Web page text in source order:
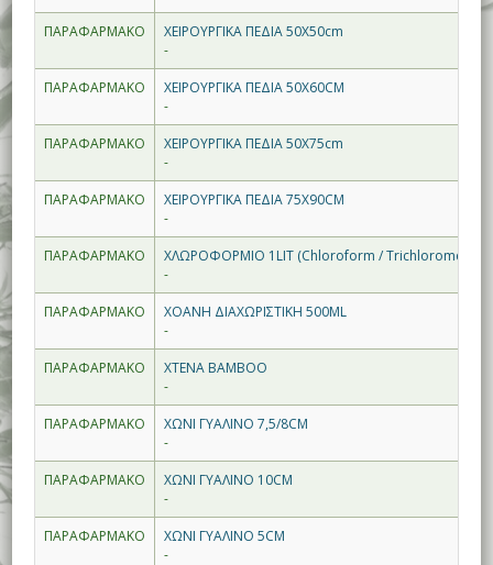
ΠΑΡΑΦΑΡΜΑΚΟ
ΧΕΙΡΟΥΡΓΙΚΑ ΠΕΔΙΑ 50Χ50cm
-
ΠΑΡΑΦΑΡΜΑΚΟ
ΧΕΙΡΟΥΡΓΙΚΑ ΠΕΔΙΑ 50Χ60CM
-
ΠΑΡΑΦΑΡΜΑΚΟ
ΧΕΙΡΟΥΡΓΙΚΑ ΠΕΔΙΑ 50Χ75cm
-
ΠΑΡΑΦΑΡΜΑΚΟ
ΧΕΙΡΟΥΡΓΙΚΑ ΠΕΔΙΑ 75Χ90CM
-
ΠΑΡΑΦΑΡΜΑΚΟ
ΧΛΩΡΟΦΟΡΜΙΟ 1LIT (Chloroform /
-
ΠΑΡΑΦΑΡΜΑΚΟ
ΧΟΑΝΗ ΔΙΑΧΩΡΙΣΤΙΚΗ 500ML
-
ΠΑΡΑΦΑΡΜΑΚΟ
ΧΤΕΝΑ BAMBOO
-
ΠΑΡΑΦΑΡΜΑΚΟ
ΧΩΝΙ ΓYΑΛΙΝΟ 7,5/8CM
-
ΠΑΡΑΦΑΡΜΑΚΟ
ΧΩΝΙ ΓΥΑΛΙΝΟ 10CM
-
ΠΑΡΑΦΑΡΜΑΚΟ
ΧΩΝΙ ΓΥΑΛΙΝΟ 5CM
-